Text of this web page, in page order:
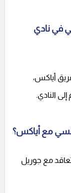
في نادي
أياكس،
النادي.
مع أياكس؟
مع جوريل